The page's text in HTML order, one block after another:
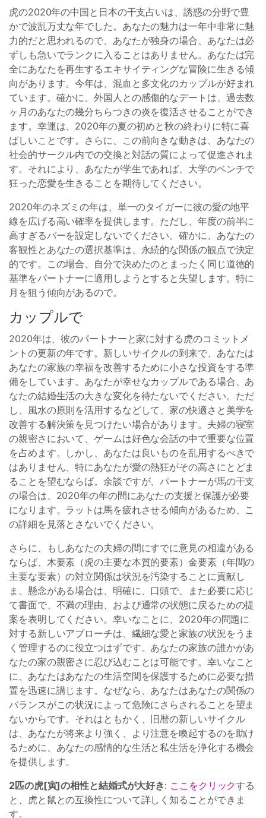
虎の2020年の中国と日本の干支占いは、誘惑の分野で豊
かで波乱万丈な年でした。あなたの魅力は一年中非常に魅
力的だと思われるので、あなたが独身の場合、あなたは必
ずしも急いでランクに入ることはありません。あなたは完
全にあなたを再生するエキサイティングな冒険に生きる傾
向があります。今年は、混血と多文化のカップルが好まれ
ています。確かに、外国人との感傷的なデートは、過去数
ヶ月のあなたの幾分ちらつきの炎を復活させることができ
ます。幸運は、2020年の夏の初めと秋の終わりに特に喜
ばしいことです。さらに、この前向きな動きは、あなたの
社会的サークル内での交換と対話の質によって促進されま
す。それにより、あなたが学生であれば、大学のベンチで
狂った恋愛を生きることを期待してください。
2020年のネズミの年は、単一のタイガーに彼の愛の地平
線を広げる高い確率を提供します。ただし、年度の前半に
高すぎるバーを設定しないでください。確かに、あなたの
客観性とあなたの選択基準は、永続的な関係の観点で決定
的です。この場合、自分で決めたのとまったく同じ道徳的
基準をパートナーに適用しようとすると失望します。特に
月を狙う傾向があるので。
カップルで
2020年は、彼のパートナーと家に対する虎のコミットメ
ントの更新の年です。新しいサイクルの到来で、あなたは
あなたの家族の幸福を改善するために小さな投資をする準
備をしています。あなたが幸せなカップルである場合、あ
なたの結婚生活の大きな変化を待たないでください。ただ
し、風水の原則を活用するなどして、家の快適さと美学を
改善する解決策を見つけたい場合があります。夫婦の寝室
の親密さにおいて、ゲームは好色な会話の中で重要な位置
を占めます。しかし、あなたは良いものを乱用するべきで
はありません、特にあなたが愛の熱狂がその高さにとどま
ることを望むならば。余談ですが、パートナーが馬の干支
の場合は、2020年の年の間にあなたの支援と保護が必要
になります。ラットは馬を疲れさせる傾向があるため、こ
の詳細を見落とさないでください。
さらに、もしあなたの夫婦の間にすでに意見の相違がある
ならば、木要素（虎の主要な本質的要素）金要素（年間の
主要な要素）の対立関係は状況を汚染することに貢献し
ま。懸念がある場合は、明確に、口頭で、また必要に応じ
て書面で、不満の理由、および通常の状態に戻るための提
案を表明してください。幸いなことに、2020年の問題に
対する新しいアプローチは、繊細な愛と家族の状況をうま
く管理するのに役立つはずです。あなたの家族の誰かがあ
なたの家の親密さに忍び込むことは可能です。幸いなこと
に、あなたはあなたの生活空間を保護するために必要な措
置を迅速に講じます。なぜなら、あなたはあなたの関係の
バランスがこの状況によって危険にさらされることを望ま
ないからです。それはともかく、旧暦の新しいサイクル
は、あなたが将来より強く、より注意を喚起するのを助け
るために、あなたの感情的な生活と私生活を浄化する機会
を提供します。
2匹の虎[寅]の相性と結婚式が大好き: ここをクリックする
と、虎と鼠との互換性について詳しく知ることができま
す。